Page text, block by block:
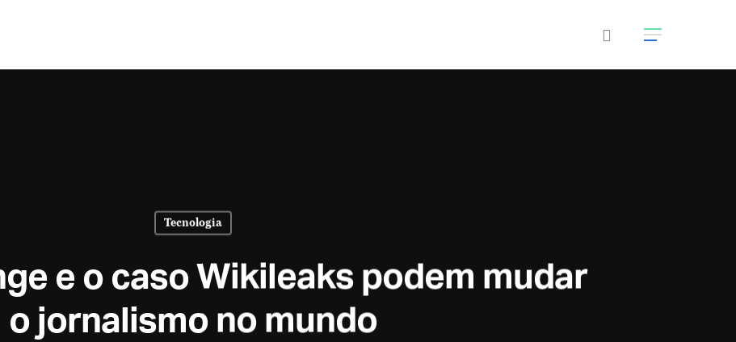
Tecnologia
e o caso Wikileaks podem mudar
o jornalismo no mundo